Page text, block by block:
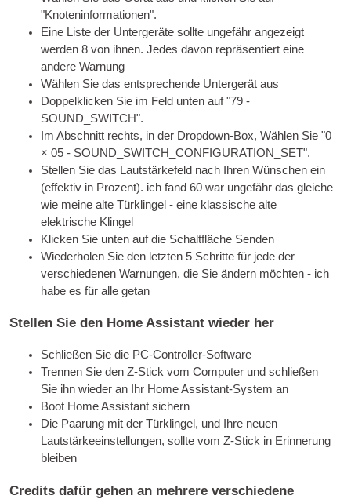
"Knoteninformationen".
Eine Liste der Untergeräte sollte ungefähr angezeigt
werden 8 von ihnen. Jedes davon repräsentiert eine
andere Warnung
Wählen Sie das entsprechende Untergerät aus
Doppelklicken Sie im Feld unten auf "79 -
SOUND_SWITCH".
Im Abschnitt rechts, in der Dropdown-Box, Wählen Sie "0
× 05 - SOUND_SWITCH_CONFIGURATION_SET".
Stellen Sie das Lautstärkefeld nach Ihren Wünschen ein
(effektiv in Prozent). ich fand 60 war ungefähr das gleiche
wie meine alte Türklingel - eine klassische alte
elektrische Klingel
Klicken Sie unten auf die Schaltfläche Senden
Wiederholen Sie den letzten 5 Schritte für jede der
verschiedenen Warnungen, die Sie ändern möchten - ich
habe es für alle getan
Stellen Sie den Home Assistant wieder her
Schließen Sie die PC-Controller-Software
Trennen Sie den Z-Stick vom Computer und schließen
Sie ihn wieder an Ihr Home Assistant-System an
Boot Home Assistant sichern
Die Paarung mit der Türklingel, und Ihre neuen
Lautstärkeeinstellungen, sollte vom Z-Stick in Erinnerung
bleiben
Credits dafür gehen an mehrere verschiedene